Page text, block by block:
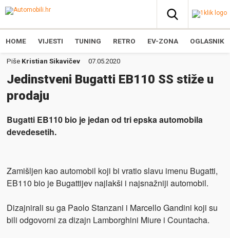
HOME VIJESTI TUNING RETRO EV-ZONA OGLASNIK
Piše Kristian Sikavičev 07.05.2020
Jedinstveni Bugatti EB110 SS stiže u
prodaju
Bugatti EB110 bio je jedan od tri epska automobila
devedesetih.
Zamišljen kao automobil koji bi vratio slavu imenu Bugatti,
EB110 bio je Bugattijev najlakši i najsnažniji automobil.
Dizajnirali su ga Paolo Stanzani i Marcello Gandini koji su
bili odgovorni za dizajn Lamborghini Miure i Countacha.